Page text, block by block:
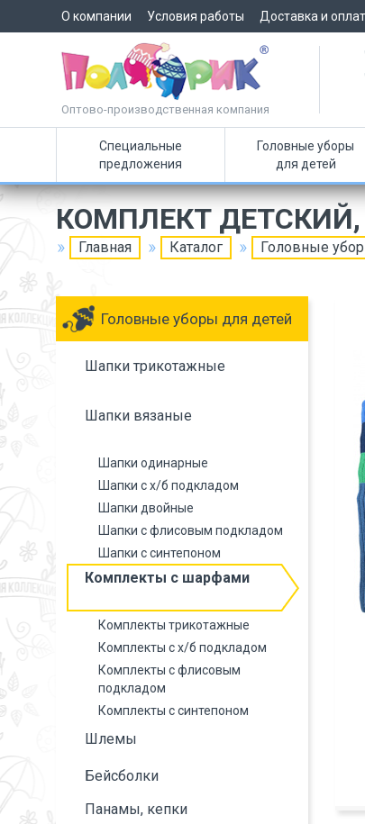
О компании Условия работы Доставка и
Оптово-производственная компания
Специальные
предложения
Головные уборы
для детей
КОМПЛЕКТ
Главная Каталог Головные
Головные уборы для детей
Шапки трикотажные
Шапки вязаные
Шапки одинарные
Шапки с х/б подкладом
Шапки двойные
Шапки с флисовым подкладом
Шапки с синтепоном
Комплекты с шарфами
Комплекты трикотажные
Комплекты с х/б подкладом
Комплекты с флисовым
подкладом
Комплекты с синтепоном
Шлемы
Бейсболки
Панамы, кепки